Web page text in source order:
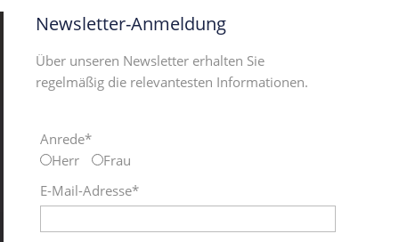
Newsletter-Anmeldung
Über unseren Newsletter erhalten Sie
regelmäßig die relevantesten Informationen.
Anrede*
Herr
Frau
E-Mail-Adresse*